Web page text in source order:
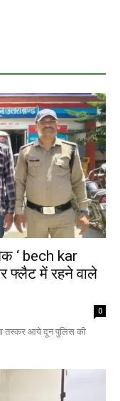
‘ bech kar
फ्लैट में रहने वाले
0
तस्कर आये दून पुलिस की